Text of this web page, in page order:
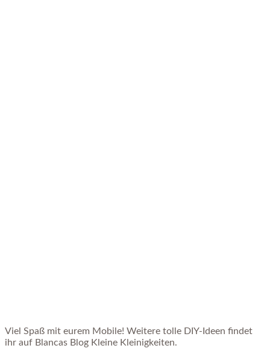
Viel Spaß mit eurem Mobile! Weitere tolle DIY-Ideen findet
ihr auf Blancas Blog Kleine Kleinigkeiten.